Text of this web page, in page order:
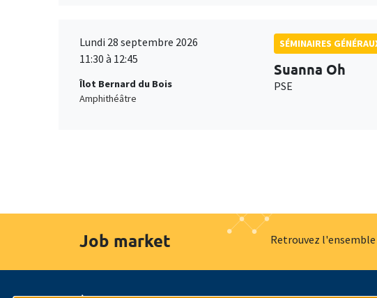
Lundi 28 septembre 2026
11:30 à 12:45
Îlot Bernard du Bois
Amphithéâtre
SÉMINAIRES
Suanna Oh
PSE
Job market Retrouvez